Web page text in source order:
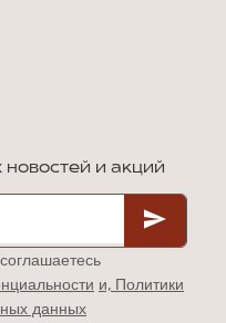
новостей и акций
и, Политики
данных